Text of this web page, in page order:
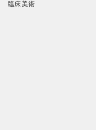
臨床美術